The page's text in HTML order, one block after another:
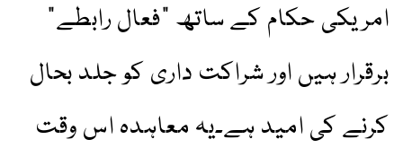
امریکی حکام کے ساتھ “فعال رابطے”
برقرار ہیں اور شراکت داری کو جلد بحال
کرنے کی امید ہے۔یہ معاہدہ اس وقت